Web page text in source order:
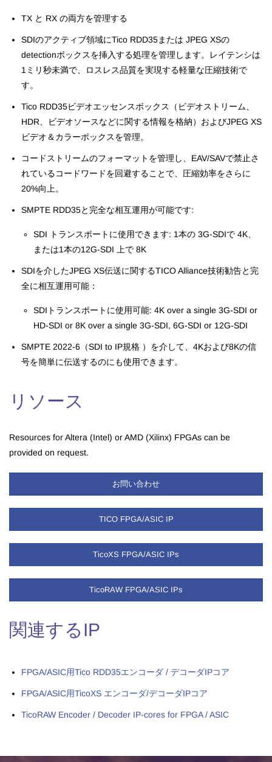
TX と RX の両方を管理する
SDIのアクティブ領域にTico RDD35または JPEG XSの
detectionボックスを挿入する処理を管理します。レイテンシは
1ミリ秒未満で、ロスレス品質を実現する軽量な圧縮技術で
す。
Tico RDD35ビデオエッセンスボックス（ビデオストリーム、
HDR、ビデオソースなどに関する情報を格納）およびJPEG XS
ビデオ＆カラーボックスを管理。
コードストリームのフォーマットを管理し、EAV/SAVで禁止さ
れているコードワードを回避することで、圧縮効率をさらに
20%向上。
SMPTE RDD35と完全な相互運用が可能です:
SDI トランスポートに使用できます: 1本の 3G-SDIで 4K、
または1本の12G-SDI 上で 8K
SDIを介したJPEG XS伝送に関するTICO Alliance技術勧告と完
全に相互運用可能：
SDIトランスポートに使用可能: 4K over a single 3G-SDI or
HD-SDI or 8K over a single 3G-SDI, 6G-SDI or 12G-SDI
SMPTE 2022-6（SDI to IP規格 ）を介して、4Kおよび8Kの信
号を簡単に伝送するのにも使用できます。
リソース
Resources for Altera (Intel) or AMD (Xilinx) FPGAs can be
provided on request.
お問い合わせ
TICO FPGA/ASIC IP
TicoXS FPGA/ASIC IPs
TicoRAW FPGA/ASIC IPs
関連するIP
FPGA/ASIC用Tico RDD35エンコーダ / デコーダIPコア
FPGA/ASIC用TicoXS エンコーダ/デコーダIPコア
TicoRAW Encoder / Decoder IP-cores for FPGA / ASIC